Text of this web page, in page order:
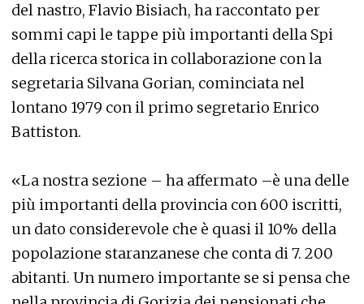
del nastro, Flavio Bisiach, ha raccontato per
sommi capi le tappe più importanti della Spi
della ricerca storica in collaborazione con la
segretaria Silvana Gorian, cominciata nel
lontano 1979 con il primo segretario Enrico
Battiston.
«La nostra sezione – ha affermato –è una delle
più importanti della provincia con 600 iscritti,
un dato considerevole che è quasi il 10% della
popolazione staranzanese che conta di 7. 200
abitanti. Un numero importante se si pensa che